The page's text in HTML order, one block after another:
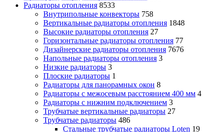
Радиаторы отопления 8533
Внутрипольные конвекторы 758
Вертикальные радиаторы отопления 1848
Высокие радиаторы отопления 27
Горизонтальные радиаторы отопления 77
Дизайнерские радиаторы отопления 7676
Напольные радиаторы отопления 3
Низкие радиаторы 3
Плоские радиаторы 1
Радиаторы для панорамных окон 8
Радиаторы с межосевым расстоянием 400 мм 4
Радиаторы с нижним подключением 3
Трубчатые вертикальные радиаторы 27
Трубчатые радиаторы 486
Cтальные трубчатые радиаторы Loten 19